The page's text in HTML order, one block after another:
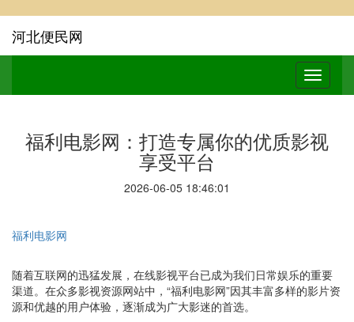
河北便民网
福利电影网：打造专属你的优质影视
享受平台
2026-06-05 18:46:01
福利电影网
随着互联网的迅猛发展，在线影视平台已成为我们日常娱乐的重要
渠道。在众多影视资源网站中，“福利电影网”因其丰富多样的影片资
源和优越的用户体验，逐渐成为广大影迷的首选。